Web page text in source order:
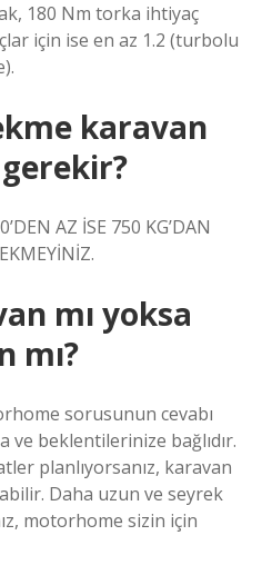
180 Nm torka ihtiyaç
için ise en az 1.2 (turbolu
karavan
AZ İSE 750 KG’DAN
mı yoksa
mı?
sorusunun cevabı
ve beklentilerinize bağlıdır.
planlıyorsanız, karavan
Daha uzun ve seyrek
motorhome sizin için